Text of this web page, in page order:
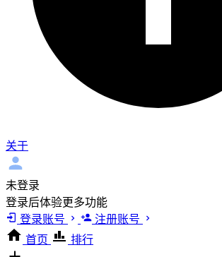
关于
未登录
登录后体验更多功能
登录账号
注册账号
首页
排行